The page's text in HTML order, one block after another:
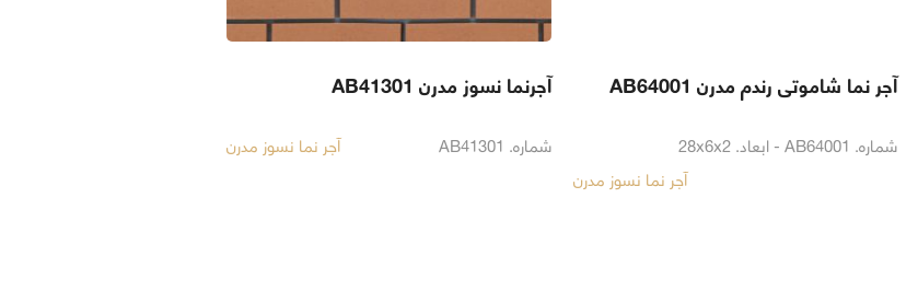
آجر نما شاموتی رندم مدرن AB64001
شماره. AB64001 - ابعاد. 28x6x2
آجر نما نسوز مدرن
آجرنما نسوز مدرن AB41301
شماره. AB41301 آجر نما نسوز مدرن